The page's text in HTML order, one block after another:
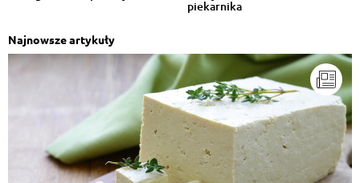
piekarnika
Najnowsze artykuły